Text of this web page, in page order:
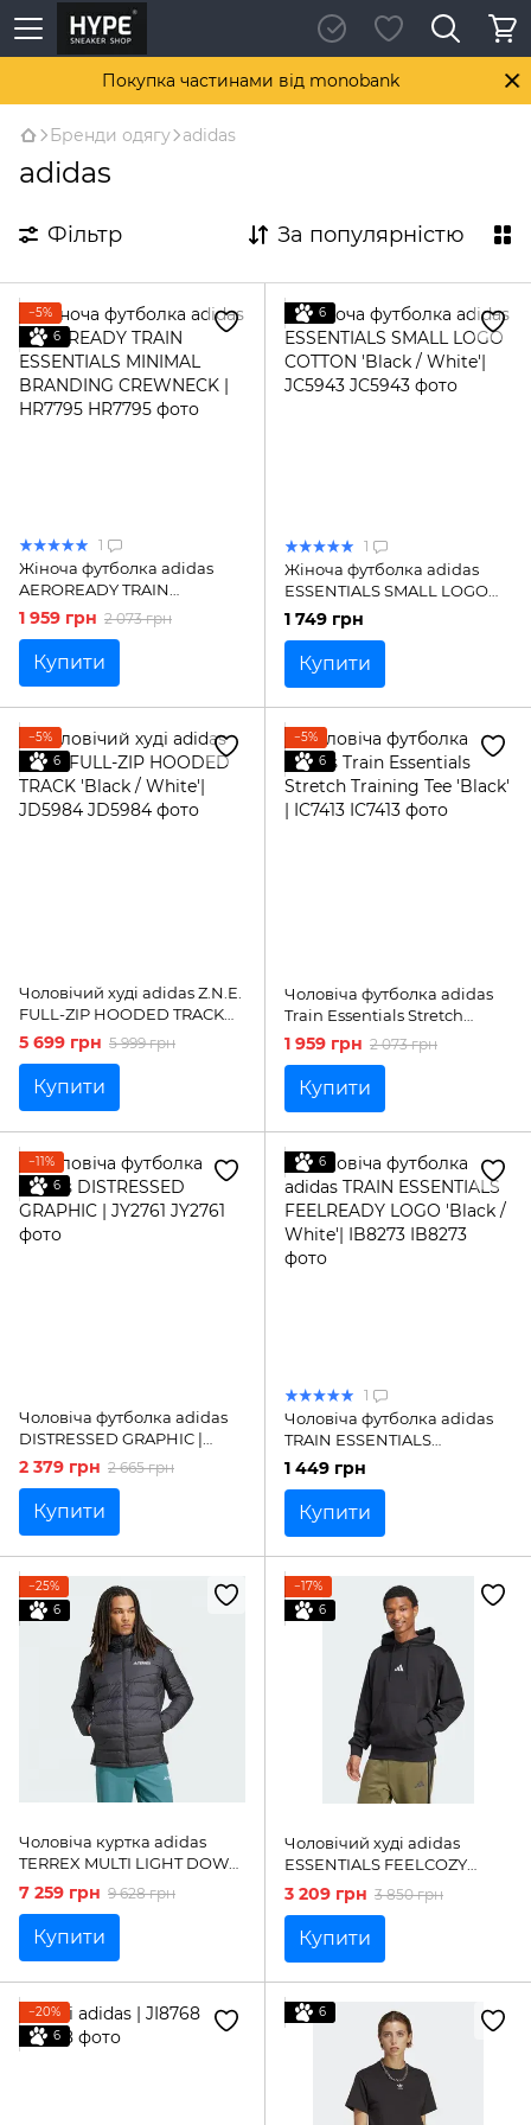
Покупка частинами від monobank
Бренди одягу adidas
adidas
Фільтр За популярністю
−5%
6
1
Жіноча футболка adidas
AEROREADY TRAIN
ESSENTIALS MINIMAL
BRANDING CREWNECK |
HR7795
1 959 грн 2 073 грн
Купити
6
1
Жіноча футболка adidas
ESSENTIALS SMALL LOGO
COTTON 'Black / White'|
1 749 грн
Купити
−5%
6
Чоловічий худі adidas Z.N.E.
FULL-ZIP HOODED TRACK
'Black / White'| JD5984
5 699 грн 5 999 грн
Купити
−5%
6
Чоловіча футболка adidas
Train Essentials Stretch
Training Tee 'Black' | IC7413
1 959 грн 2 073 грн
Купити
−11%
6
Чоловіча футболка adidas
DISTRESSED GRAPHIC |
JY2761
2 379 грн 2 665 грн
Купити
6
1
Чоловіча футболка adidas
TRAIN ESSENTIALS
FEELREADY LOGO 'Black /
White'| IB8273
1 449 грн
Купити
−25%
6
Чоловіча куртка adidas
TERREX MULTI LIGHT DOWN
CLIMAWARM HOODED |
7 259 грн 9 628 грн
Купити
−17%
6
Чоловічий худі adidas
ESSENTIALS FEELCOZY
FLEECE 'Black / White'|
3 209 грн 3 850 грн
Купити
−20%
6
6